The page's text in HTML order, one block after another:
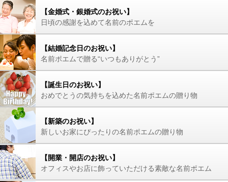
【金婚式・銀婚式のお祝い】
日頃の感謝を込めて名前のポエムを
【結婚記念日のお祝い】
名前ポエムで贈る“いつもありがとう”
【誕生日のお祝い】
おめでとうの気持ちを込めた名前ポエムの贈り物
【新築のお祝い】
新しいお家にぴったりの名前ポエムの贈り物
【開業・開店のお祝い】
オフィスやお店に飾っていただける素敵な名前ポエム